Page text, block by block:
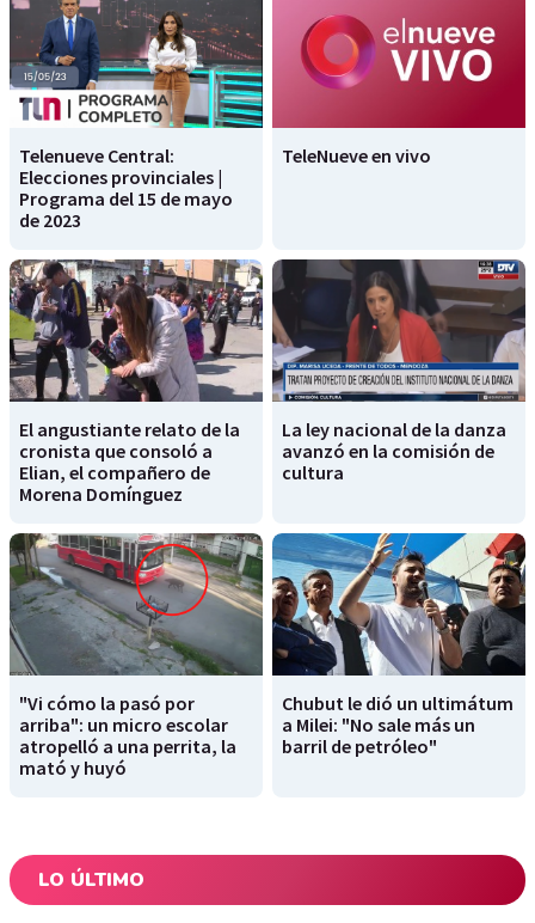
Telenueve Central:
Elecciones provinciales |
Programa del 15 de mayo
de 2023
TeleNueve en vivo
El angustiante relato de la
cronista que consoló a
Elian, el compañero de
Morena Domínguez
La ley nacional de la danza
avanzó en la comisión de
cultura
"Vi cómo la pasó por
arriba": un micro escolar
atropelló a una perrita, la
mató y huyó
Chubut le dió un ultimátum
a Milei: "No sale más un
barril de petróleo"
LO ÚLTIMO